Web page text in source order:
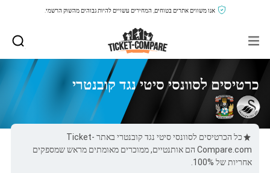
אנו משווים אתרים בטוחים, המחירים עשויים להיות גבוהים מהשוק הרשמי.
כרטיסים לסוונסי סיטי נגד קובנטרי
כל הכרטיסים לסוונסי סיטי נגד קובנטרי באתר Ticket-
Compare.com הם אותנטיים, ממוכרים מאומתים מראש שמספקים
אחריות של 100%.